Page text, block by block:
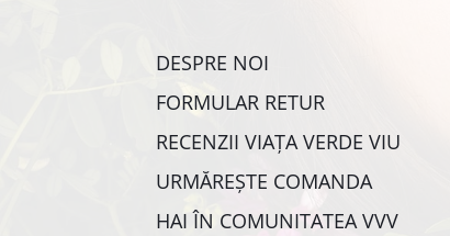
DESPRE NOI
FORMULAR RETUR
RECENZII VIAȚA VERDE VIU
URMĂREȘTE COMANDA
HAI ÎN COMUNITATEA VVV